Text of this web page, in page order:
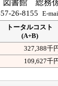
書館 総
26-8155 E-
トータルコスト
(A+B)
327,388千
109,627千